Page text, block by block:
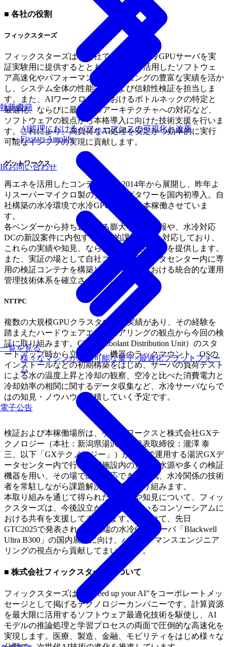
執筆書籍
一覧を見る
AI処理におけるパフォーマンスの可視化と改善
Fixstars Amplify
様々なマシンが利用可能な量子×最適化プラットフォー
ム
IRお問い合わせ
電子公告
■ 各社の役割
フィックスターズ
フィックスターズは、自社で保有する水冷GPUサーバを実
証実験用に提供するとともに、GPUを活用したソフトウェ
ア高速化やパフォーマンスチューニングの豊富な実績を活か
し、システム全体の性能評価および信頼性検証を担当しま
す。また、AIワークロードにおけるボトルネックの特定と
最適化、ならびに最新GPUアーキテクチャへの対応など、
ソフトウェアの観点から本格導入に向けた技術支援を行いま
す。これにより、高負荷なAI処理を安定かつ効率的に実行
可能なインフラの実現に貢献します。
ゲットワークス
再エネを活用したコンテナDCを2014年から展開し、昨年よ
りスーパーマイクロ製のクーリングタワーを国内初導入。自
社構築の水冷環境で水冷GPUサーバを本稼働させていま
す。
各ベンダーから持ち込まれる膨大な最新情報や、水冷対応
DCの新設案件に内包する技術的課題に日々対応しており、
これらの実績や知見、ならびに施工技術などを提供します。
また、実証の場として自社コンテナ型データセンター内に専
用の検証コンテナを構築し、水冷環境における統合的な運用
管理技術体系を確立させます。
NTTPC
複数の大規模GPUクラスタの提供実績があり、その経験を
踏まえたハードウェアエンジニアリングの観点から今回の検
証に取り組みます。CDU（Coolant Distribution Unit）のスタ
ートアップ時から立ち会い、機器のラックマウント、OSの
インストールなどの初期構築をはじめ、サーバの負荷テスト
による水の温度上昇と冷却の観察、空冷と比べた消費電力と
冷却効率の相関に関するデータ収集など、水冷サーバならで
はの知見・ノウハウを蓄積していく予定です。
検証および本稼働場所は、ゲットワークスと株式会社GXテ
クノロジー（本社：新潟県湯沢町、代表取締役：瀧澤 泰
三、以下「GXテクノロジー」）が共同で運用する湯沢GXデ
ータセンター内で行い、同施設内の豊富な水源や多くの検証
機器を用い、その場で随時対応できる電気、水冷関係の技術
者を常駐しながら課題解決に迅速に取り組みます。
本取り組みを通じて得られたデータや知見について、フィッ
クスターズは、今後設立が予定されているコンソーシアムに
おける共有を支援してまいります。あわせて、先日
GTC2025で発表された最先端の水冷GPUサーバ「Blackwell
Ultra B300」の国内展開に向け、パフォーマンスエンジニア
リングの視点から貢献してまいります。
■ 株式会社フィックスターズについて
フィックスターズは、“Speed up your AI”をコーポレートメッ
セージとして掲げるテクノロジーカンパニーです。計算資源
を最大限に活用するソフトウェア最適化技術を駆使し、AI
モデルの推論処理と学習プロセスの両面で圧倒的な高速化を
実現します。医療、製造、金融、モビリティをはじめ様々な